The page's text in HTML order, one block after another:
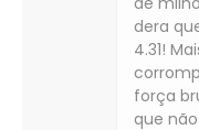
dera
4.31!
força
que